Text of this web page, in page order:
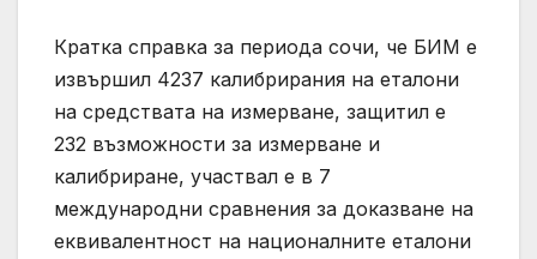
Кратка справка за периода сочи, че БИМ е
извършил 4237 калибрирания на еталони
на средствата на измерване, защитил е
232 възможности за измерване и
калибриране, участвал е в 7
международни сравнения за доказване на
еквивалентност на националните еталони